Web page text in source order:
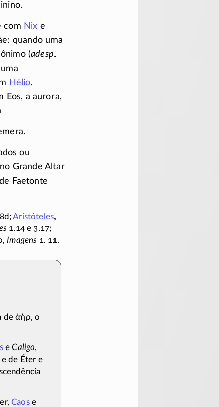
com Nix e
quando uma
(adesp.
Hélio.
Eos, a aurora,
ou
Grande Altar
Faetonte
Aristóteles,
1.14 e 3.17;
Imagens 1. 11.
deἀήρ, o
eCaligo,
e de Éter e
Caose